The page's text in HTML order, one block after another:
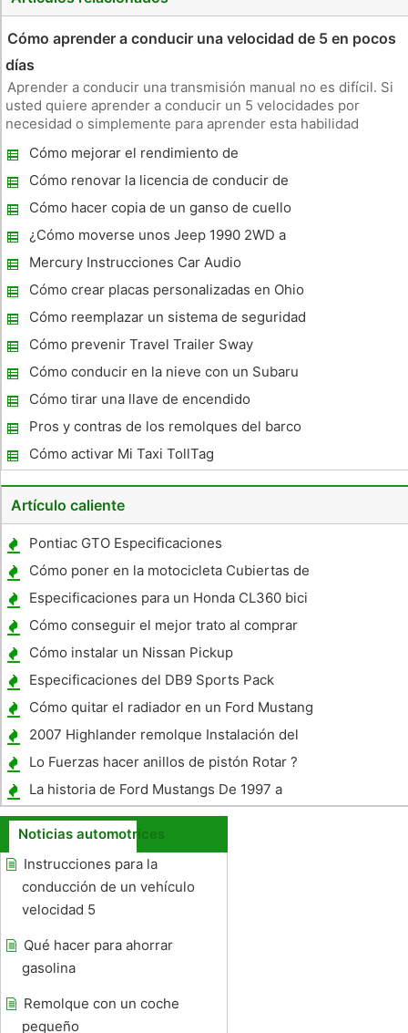
Cómo aprender a conducir una velocidad de 5 en pocos
días
Aprender a conducir una transmisión manual no es difícil. Si
usted quiere aprender a conducir un 5 velocidades por
necesidad o simplemente para aprender esta habilidad
ofrece una mejor economía de combustible y la aceleración
de un sistema
Cómo mejorar el rendimiento de
combustible en un Toyota Sienna
Cómo renovar la licencia de conducir de
Texas Online
Cómo hacer copia de un ganso de cuello
Remolque
¿Cómo moverse unos Jeep 1990 2WD a
4WD De
Mercury Instrucciones Car Audio
Cómo crear placas personalizadas en Ohio
Cómo reemplazar un sistema de seguridad
Python
Cómo prevenir Travel Trailer Sway
Cómo conducir en la nieve con un Subaru
WRX
Cómo tirar una llave de encendido
Pros y contras de los remolques del barco
Cómo activar Mi Taxi TollTag
Artículo caliente
Pontiac GTO Especificaciones
Cómo poner en la motocicleta Cubiertas de
la Baranda
Especificaciones para un Honda CL360 bici
del camino 1975
Cómo conseguir el mejor trato al comprar
un coche nuevo
Cómo instalar un Nissan Pickup
Convertidor de par
Especificaciones del DB9 Sports Pack
Cómo quitar el radiador en un Ford Mustang
1994
2007 Highlander remolque Instalación del
arnés de cableado
Lo Fuerzas hacer anillos de pistón Rotar ?
La historia de Ford Mustangs De 1997 a
2006
Noticias automotrices
Instrucciones para la
conducción de un vehículo
velocidad 5
Qué hacer para ahorrar
gasolina
Remolque con un coche
pequeño